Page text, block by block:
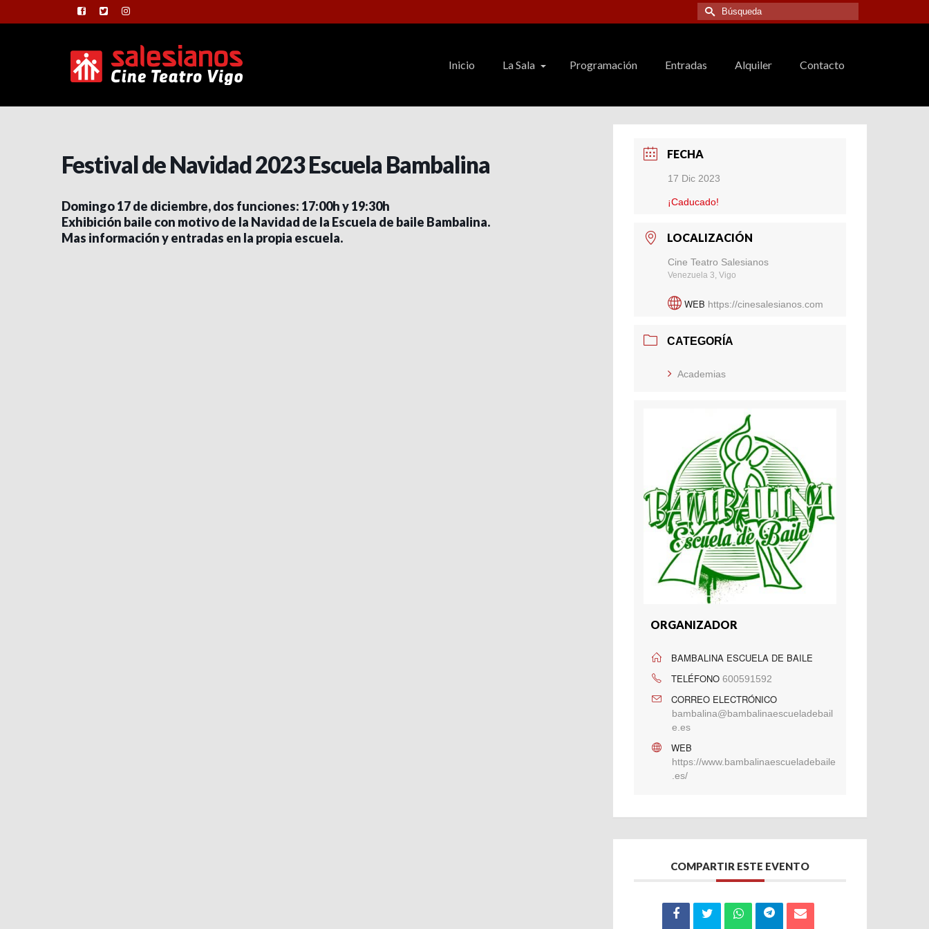
Buscar
por:
Inicio La Sala Programación Entradas Alquiler Contacto
Festival de Navidad 2023 Escuela Bambalina
Domingo 17 de diciembre, dos funciones: 17:00h y 19:30h
Exhibición baile con motivo de la Navidad de la Escuela de baile Bambalina.
Mas información y entradas en la propia escuela.
FECHA
17 Dic 2023
¡Caducado!
LOCALIZACIÓN
Cine Teatro Salesianos
Venezuela 3, Vigo
WEB https://cinesalesianos.com
CATEGORÍA
Academias
ORGANIZADOR
BAMBALINA ESCUELA DE BAILE
TELÉFONO 600591592
CORREO ELECTRÓNICO
bambalina@bambalinaescueladebail
e.es
WEB
https://www.bambalinaescueladebaile
.es/
COMPARTIR ESTE EVENTO